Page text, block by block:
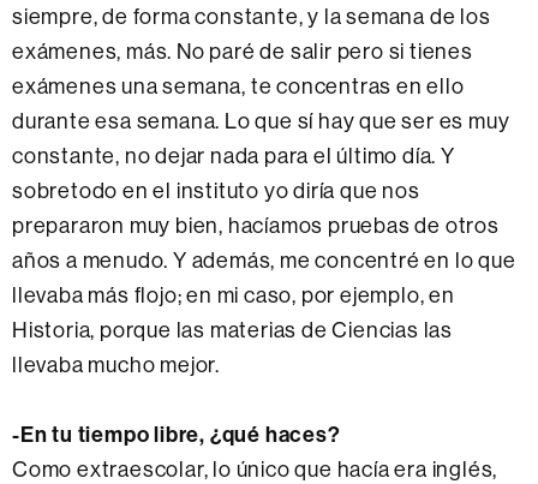
siempre, de forma constante, y la semana de los
exámenes, más. No paré de salir pero si tienes
exámenes una semana, te concentras en ello
durante esa semana. Lo que sí hay que ser es muy
constante, no dejar nada para el último día. Y
sobretodo en el instituto yo diría que nos
prepararon muy bien, hacíamos pruebas de otros
años a menudo. Y además, me concentré en lo que
llevaba más flojo; en mi caso, por ejemplo, en
Historia, porque las materias de Ciencias las
llevaba mucho mejor.
-En tu tiempo libre, ¿qué haces?
Como extraescolar, lo único que hacía era inglés,